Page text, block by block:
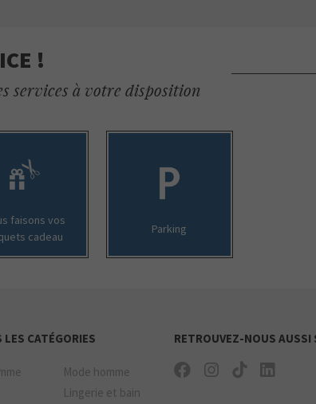
!
services à votre disposition
faisons vos
cadeau
Parking
CATÉGORIES
Mode homme
Lingerie et bain
RETROUVEZ-NOUS AUSSI